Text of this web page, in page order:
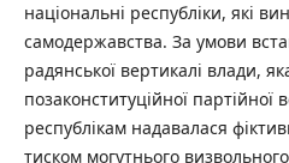
національні республіки, які
самодержавства. За умови
радянської вертикалі влади,
позаконституційної партійної
республікам надавалася
тиском могутнього